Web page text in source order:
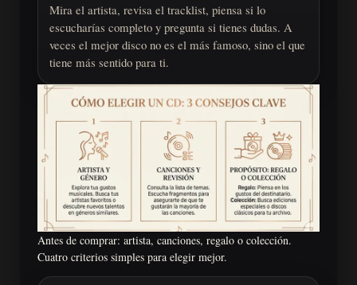
Mira el artista, revisa el tracklist, piensa si lo
escucharías completo y pregunta si tienes dudas. A
veces el mejor disco no es el más famoso, sino el que
tiene más sentido para ti.
Antes de comprar: artista, canciones, regalo o colección.
Cuatro criterios simples para elegir mejor.